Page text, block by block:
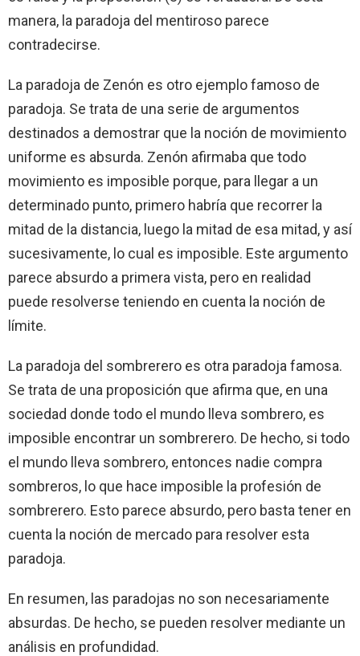
manera, la paradoja del mentiroso parece
contradecirse.
La paradoja de Zenón es otro ejemplo famoso de
paradoja. Se trata de una serie de argumentos
destinados a demostrar que la noción de movimiento
uniforme es absurda. Zenón afirmaba que todo
movimiento es imposible porque, para llegar a un
determinado punto, primero habría que recorrer la
mitad de la distancia, luego la mitad de esa mitad, y así
sucesivamente, lo cual es imposible. Este argumento
parece absurdo a primera vista, pero en realidad
puede resolverse teniendo en cuenta la noción de
límite.
La paradoja del sombrerero es otra paradoja famosa.
Se trata de una proposición que afirma que, en una
sociedad donde todo el mundo lleva sombrero, es
imposible encontrar un sombrerero. De hecho, si todo
el mundo lleva sombrero, entonces nadie compra
sombreros, lo que hace imposible la profesión de
sombrerero. Esto parece absurdo, pero basta tener en
cuenta la noción de mercado para resolver esta
paradoja.
En resumen, las paradojas no son necesariamente
absurdas. De hecho, se pueden resolver mediante un
análisis en profundidad.